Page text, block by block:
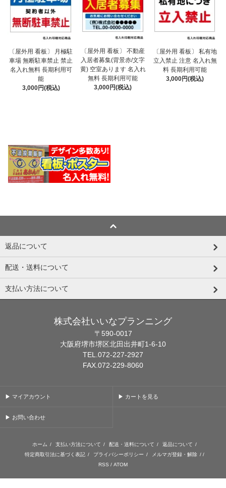
〔屋外用 看板〕 月極駐
車場 無断駐車禁止 禁止
名入れ無料 長期利用可
能
3,000円(税込)
〔屋外用 看板〕 不動産
入居者募集(背景赤/文字
黄) 空室あります 名入れ
無料 長期利用可能
3,000円(税込)
〔屋外用 看板〕 私有地
立入禁止 注意 名入れ無
料 長期利用可能
3,000円(税込)
返品について
配送・送料について
支払い方法について
株式会社いいなプランニング
〒590-0017
大阪府堺市堺区北田出井町1-6-10
TEL.072-227-2927
FAX.072-229-8060
▶ マイアカウント ▶ カートを見る
▶ お問い合わせ
ホーム / 支払い方法について / 配送・送料について / 返品について /
特定商取引法に基づく表記 / プライバシーポリシー / メルマガ登録・解除 / /
RSS / ATOM